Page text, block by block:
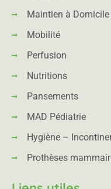
Maintien à Domicile
Mobilité
Perfusion
Nutritions
Pansements
MAD Pédiatrie
Hygiène –
Prothèses